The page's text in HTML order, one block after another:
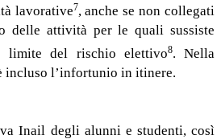
lavorative7, anche se non collegati
delle attività per le quali sussiste
limite del rischio elettivo8. Nella
incluso l’infortunio in itinere.
Inail degli alunni e studenti, così